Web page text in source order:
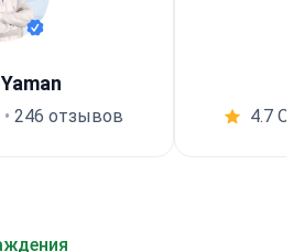
• 246 отзывов 4.7